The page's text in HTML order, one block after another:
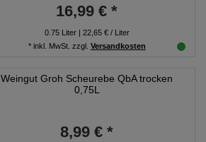
16,99 € *
0.75Liter| 22,65 € / Liter
* inkl. MwSt. zzgl. Versandkosten
Weingut Groh Scheurebe QbA trocken
0,75L
8,99 € *